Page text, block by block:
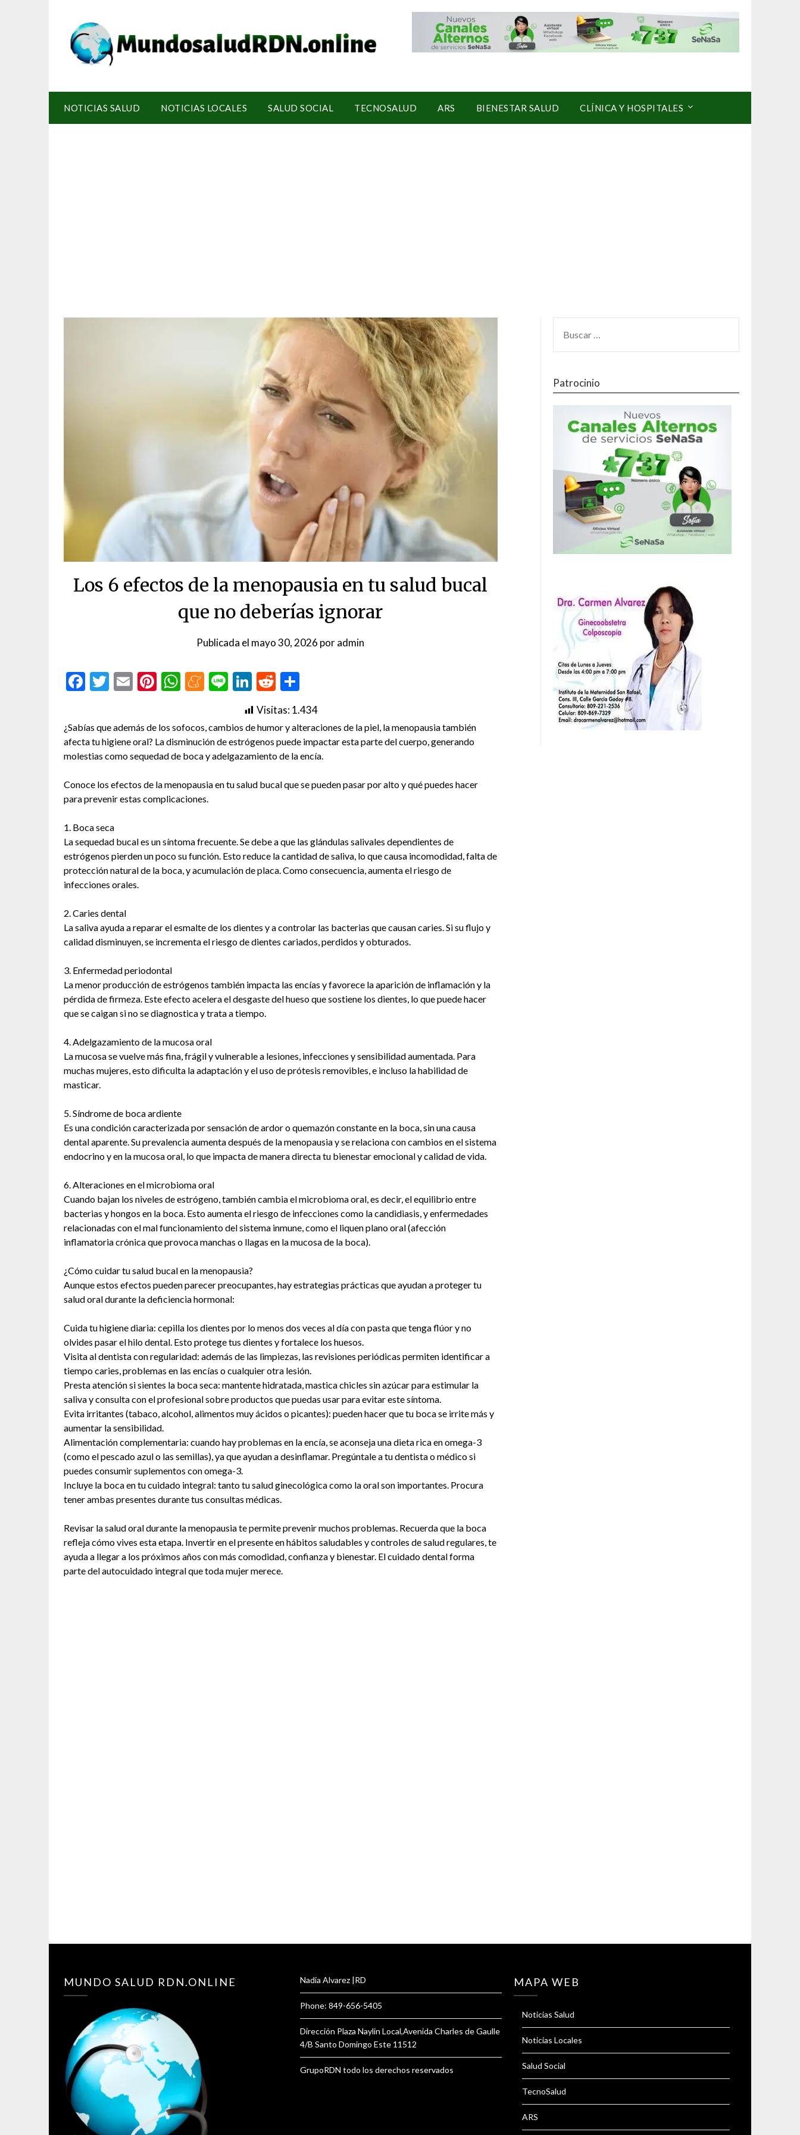
NOTICIAS SALUD NOTICIAS LOCALES SALUD SOCIAL TECNOSALUD ARS BIENESTAR SALUD CLÍNICA Y HOSPITALES
Los 6 efectos de la menopausia en tu salud bucal
que no deberías ignorar
Publicada el mayo 30, 2026 poradmin
Facebook
Twitter
EmailPinterest
WhatsApp
Meneame
LineLinkedIn
Reddit
Visitas:1.434
¿Sabías que además de los sofocos, cambios de humor y alteraciones de la piel, la menopausia también
afecta tu higiene oral? La disminución de estrógenos puede impactar esta parte del cuerpo, generando
molestias como sequedad de boca y adelgazamiento de la encía.
Conoce los efectos de la menopausia en tu salud bucal que se pueden pasar por alto y qué puedes hacer
para prevenir estas complicaciones.
1. Boca seca
La sequedad bucal es un síntoma frecuente. Se debe a que las glándulas salivales dependientes de
estrógenos pierden un poco su función. Esto reduce la cantidad de saliva, lo que causa incomodidad, falta de
protección natural de la boca, y acumulación de placa. Como consecuencia, aumenta el riesgo de
infecciones orales.
2. Caries dental
La saliva ayuda a reparar el esmalte de los dientes y a controlar las bacterias que causan caries. Si su flujo y
calidad disminuyen, se incrementa el riesgo de dientes cariados, perdidos y obturados.
3. Enfermedad periodontal
La menor producción de estrógenos también impacta las encías y favorece la aparición de inflamación y la
pérdida de firmeza. Este efecto acelera el desgaste del hueso que sostiene los dientes, lo que puede hacer
que se caigan si no se diagnostica y trata a tiempo.
4. Adelgazamiento de la mucosa oral
La mucosa se vuelve más fina, frágil y vulnerable a lesiones, infecciones y sensibilidad aumentada. Para
muchas mujeres, esto dificulta la adaptación y el uso de prótesis removibles, e incluso la habilidad de
masticar.
5. Síndrome de boca ardiente
Es una condición caracterizada por sensación de ardor o quemazón constante en la boca, sin una causa
dental aparente. Su prevalencia aumenta después de la menopausia y se relaciona con cambios en el sistema
endocrino y en la mucosa oral, lo que impacta de manera directa tu bienestar emocional y calidad de vida.
6. Alteraciones en el microbioma oral
Cuando bajan los niveles de estrógeno, también cambia el microbioma oral, es decir, el equilibrio entre
bacterias y hongos en la boca. Esto aumenta el riesgo de infecciones como la candidiasis, y enfermedades
relacionadas con el mal funcionamiento del sistema inmune, como el liquen plano oral (afección
inflamatoria crónica que provoca manchas o llagas en la mucosa de la boca).
¿Cómo cuidar tu salud bucal en la menopausia?
Aunque estos efectos pueden parecer preocupantes, hay estrategias prácticas que ayudan a proteger tu
salud oral durante la deficiencia hormonal:
Cuida tu higiene diaria: cepilla los dientes por lo menos dos veces al día con pasta que tenga flúor y no
olvides pasar el hilo dental. Esto protege tus dientes y fortalece los huesos.
Visita al dentista con regularidad: además de las limpiezas, las revisiones periódicas permiten identificar a
tiempo caries, problemas en las encías o cualquier otra lesión.
Presta atención si sientes la boca seca: mantente hidratada, mastica chicles sin azúcar para estimular la
saliva y consulta con el profesional sobre productos que puedas usar para evitar este síntoma.
Evita irritantes (tabaco, alcohol, alimentos muy ácidos o picantes): pueden hacer que tu boca se irrite más y
aumentar la sensibilidad.
Alimentación complementaria: cuando hay problemas en la encía, se aconseja una dieta rica en omega-3
(como el pescado azul o las semillas), ya que ayudan a desinflamar. Pregúntale a tu dentista o médico si
puedes consumir suplementos con omega-3.
Incluye la boca en tu cuidado integral: tanto tu salud ginecológica como la oral son importantes. Procura
tener ambas presentes durante tus consultas médicas.
Revisar la salud oral durante la menopausia te permite prevenir muchos problemas. Recuerda que la boca
refleja cómo vives esta etapa. Invertir en el presente en hábitos saludables y controles de salud regulares, te
ayuda a llegar a los próximos años con más comodidad, confianza y bienestar. El cuidado dental forma
parte del autocuidado integral que toda mujer merece.
Patrocinio
MUNDO SALUD RDN.ONLINE Nadia Alvarez |RD
Phone: 849-656-5405
Dirección Plaza Naylin Local,Avenida Charles de Gaulle
4/B Santo Domingo Este 11512
GrupoRDN todo los derechos reservados
MAPA WEB
Noticias Salud
Noticias Locales
Salud Social
TecnoSalud
ARS